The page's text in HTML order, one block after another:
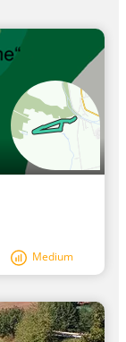
Medium